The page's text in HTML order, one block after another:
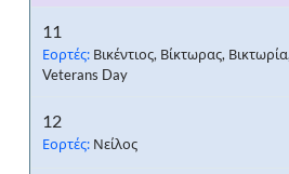
11
Εορτές: Βικέντιος, Βίκτωρας,
Veterans Day
12
Εορτές: Νείλος